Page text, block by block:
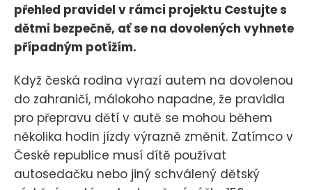
přehled pravidel v rámci projektu Cestujte s
dětmi bezpečně, ať se na dovolených vyhnete
případným potížím.
Když česká rodina vyrazí autem na dovolenou
do zahraničí, málokoho napadne, že pravidla
pro přepravu dětí v autě se mohou během
několika hodin jízdy výrazně změnit. Zatímco v
České republice musí dítě používat
autosedačku nebo jiný schválený dětský